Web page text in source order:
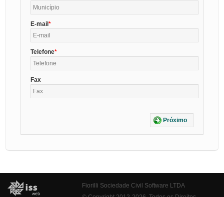
E-mail
Telefone
Fax
Próximo
Fiorilli Sociedade Civil Software LTDA